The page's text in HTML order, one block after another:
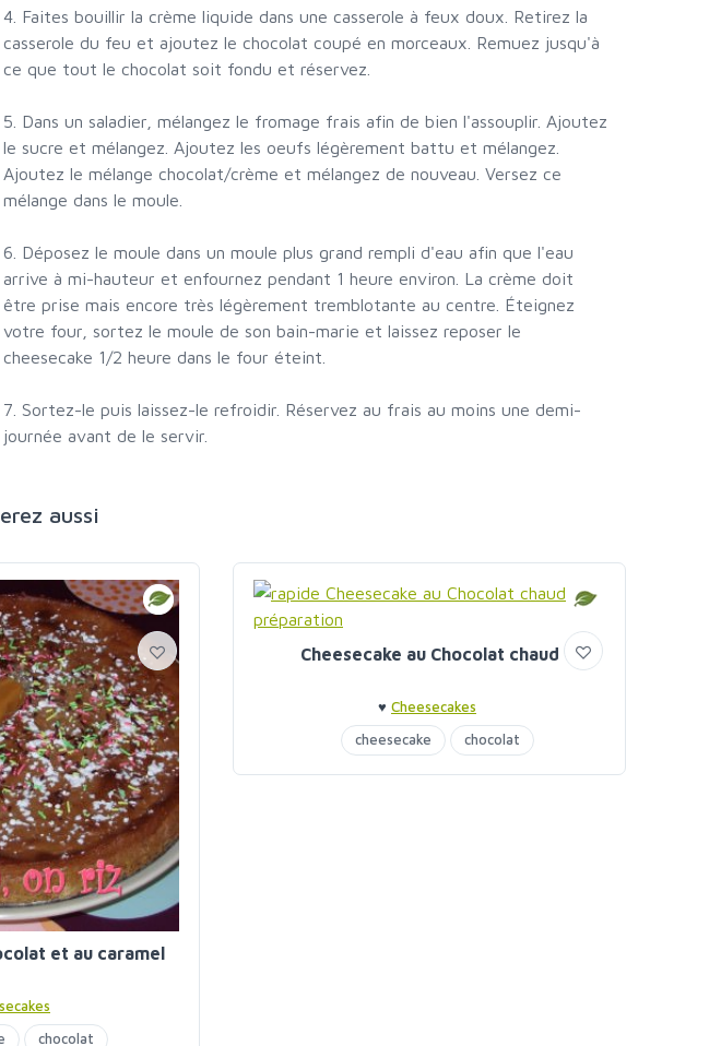
4. Faites bouillir la crème liquide dans une casserole à feux doux. Retirez la
casserole du feu et ajoutez le chocolat coupé en morceaux. Remuez jusqu'à
ce que tout le chocolat soit fondu et réservez.
5. Dans un saladier, mélangez le fromage frais afin de bien l'assouplir. Ajoutez
le sucre et mélangez. Ajoutez les oeufs légèrement battu et mélangez.
Ajoutez le mélange chocolat/crème et mélangez de nouveau. Versez ce
mélange dans le moule.
6. Déposez le moule dans un moule plus grand rempli d'eau afin que l'eau
arrive à mi-hauteur et enfournez pendant 1 heure environ. La crème doit
être prise mais encore très légèrement tremblotante au centre. Éteignez
votre four, sortez le moule de son bain-marie et laissez reposer le
cheesecake 1/2 heure dans le four éteint.
7. Sortez-le puis laissez-le refroidir. Réservez au frais au moins une demi-
journée avant de le servir.
aussi
et au caramel
chocolat
Cheesecake au Chocolat chaud
♥ Cheesecakes
cheesecake
chocolat